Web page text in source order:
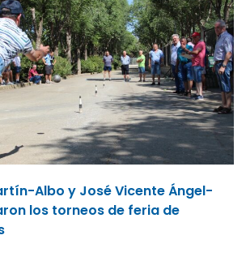
Albo y José Vicente Ángel-
los torneos de feria de